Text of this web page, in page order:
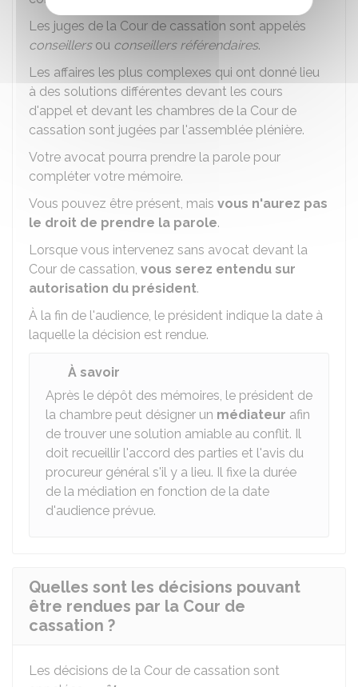
Les juges de la Cour de cassation sont appelés
conseillersou conseillers référendaires.
Les affaires les plus complexes qui ont donné lieu
à des solutions différentes devant les cours
d'appel et devant les chambres de la Cour de
cassation sont jugées par l'assemblée plénière.
Votre avocat pourra prendre la parole pour
compléter votre mémoire.
Vous pouvez être présent, mais vous n'aurez pas
le droit de prendre la parole.
Lorsque vous intervenez sans avocat devant la
Cour de cassation, vous serez entendu sur
autorisation du président.
À la fin de l'audience, le président indique la date à
laquelle la décision est rendue.
À savoir
Après le dépôt des mémoires, le président de
la chambre peut désigner un médiateur afin
de trouver une solution amiable au conflit. Il
doit recueillir l'accord des parties et l'avis du
procureur général s'il y a lieu. Il fixe la durée
de la médiation en fonction de la date
d'audience prévue.
Quelles sont les décisions pouvant
être rendues par la Cour de
cassation ?
Les décisions de la Cour de cassation sont